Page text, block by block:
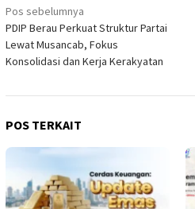
Navigasi
pos
Pos sebelumnya
PDIP Berau Perkuat Struktur Partai
Lewat Musancab, Fokus
Konsolidasi dan Kerja Kerakyatan
POS TERKAIT